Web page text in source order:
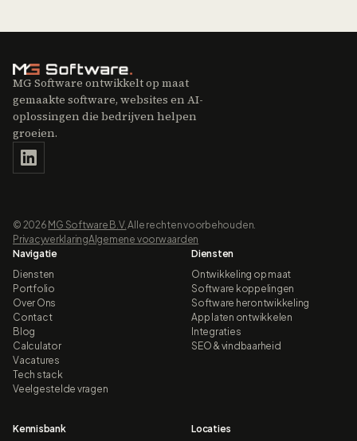
MG Software ontwikkelt op maat
gemaakte software, websites en AI-
oplossingen die bedrijven helpen
groeien.
© 2026 MG Software B.V.Alle rechten voorbehouden.
PrivacyverklaringAlgemene voorwaarden
Navigatie
Diensten
Portfolio
Over Ons
Contact
Blog
Calculator
Vacatures
Tech stack
Veelgestelde vragen
Diensten
Ontwikkeling op maat
Software koppelingen
Software herontwikkeling
App laten ontwikkelen
Integraties
SEO & vindbaarheid
Kennisbank
Locaties